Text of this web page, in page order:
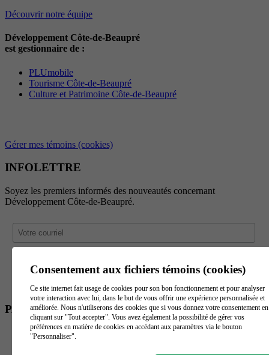
Découvrir notre équipe
Développement Côte-de-Beaupré
est gestionnaire de :
PLUmobile
Tourisme Côte-de-Beaupré
Culture et Patrimoine Côte-de-Beaupré
Gérer mes témoins (cookies)
INFOLETTRE
Soyez les premiers informés des nouveautés concernant
Développement Côte-de-Beaupré.
PARTENAIRES
Consentement aux fichiers témoins (cookies)
Ce site internet fait usage de cookies pour son bon fonctionnement et pour analyser
votre interaction avec lui, dans le but de vous offrir une expérience personnalisée et
améliorée. Nous n'utiliserons des cookies que si vous donnez votre consentement en
cliquant sur "Tout accepter". Vous avez également la possibilité de gérer vos
préférences en matière de cookies en accédant aux paramètres via le bouton
"Personnaliser".